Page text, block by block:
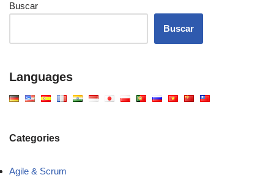
Buscar
Buscar
Languages
Categories
Agile & Scrum